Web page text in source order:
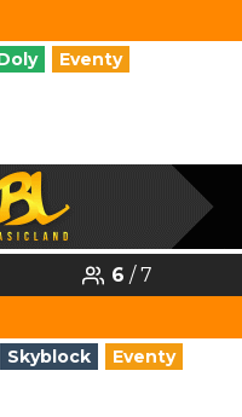
Eventy
6 / 7
Skyblock Eventy